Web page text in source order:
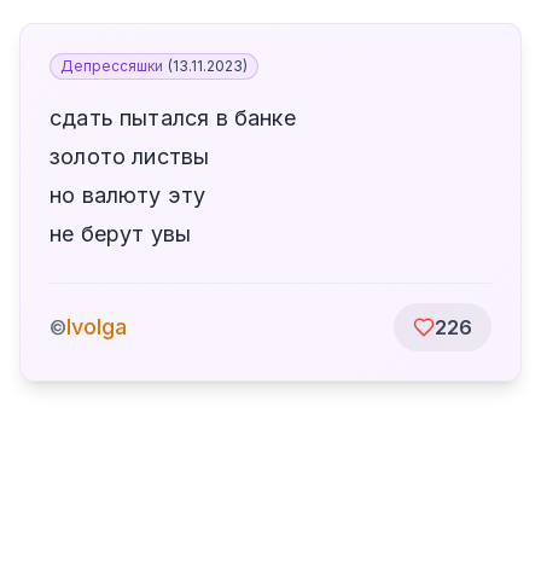
Депрессяшки (13.11.2023)
сдать пытался в банке
золото листвы
но валюту эту
не берут увы
©Ivolga 226